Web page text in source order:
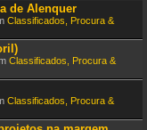
de Alenquer
Classificados, Procura &
Classificados, Procura &
Classificados, Procura &